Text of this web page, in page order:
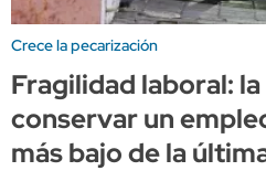
Crece la pecarización
Fragilidad laboral:
conservar un
más bajo de la